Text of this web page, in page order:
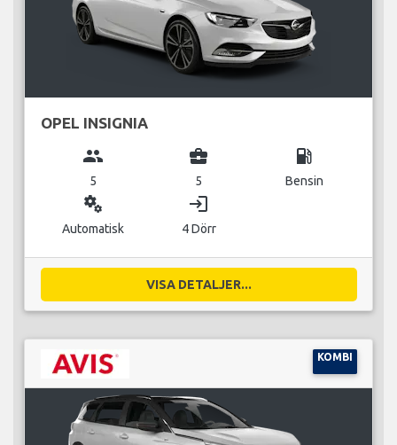
OPEL INSIGNIA
group
5
business_center
5
local_gas_station
Bensin
miscellaneous_services
Automatisk
login
4 Dörr
VISA DETALJER...
KOMBI